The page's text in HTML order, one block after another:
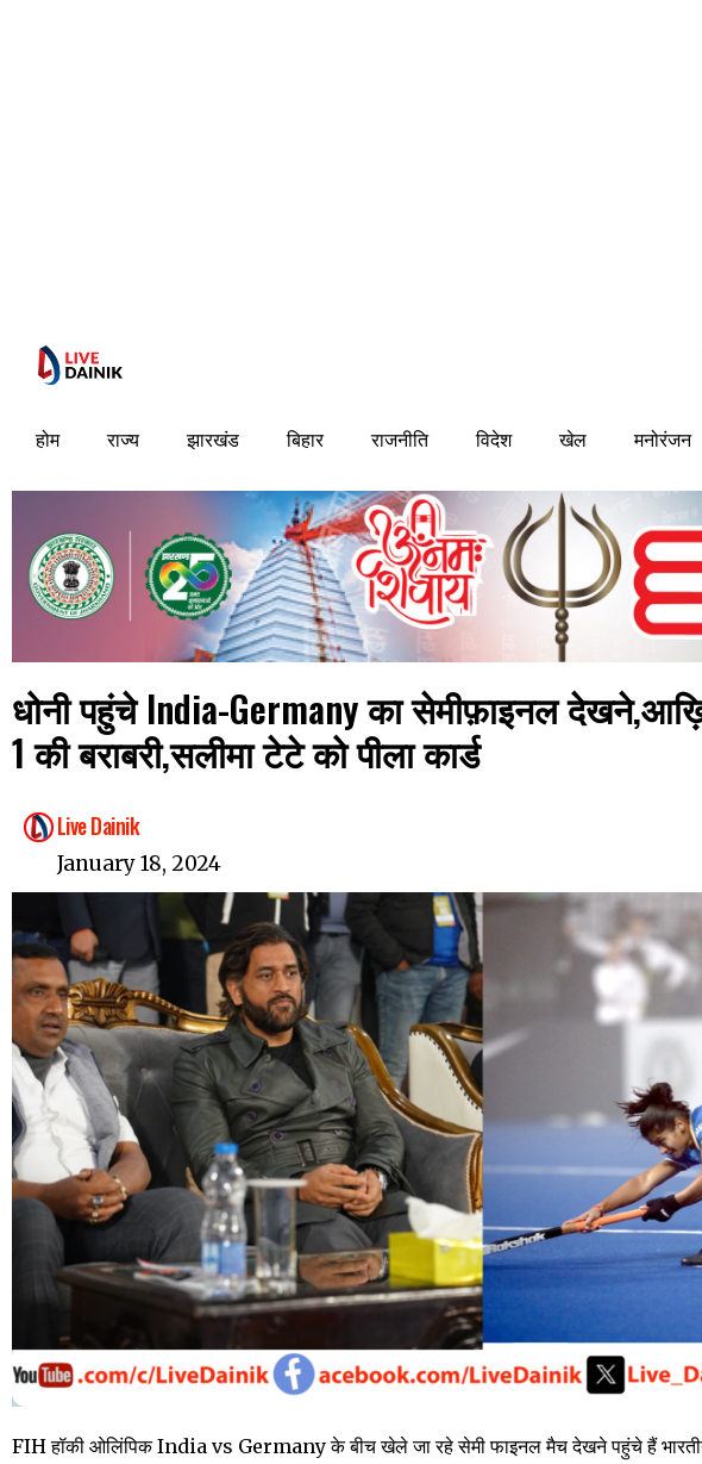
होम राज्य झारखंड बिहार राजनीति विदेश खेल मनोरंजन
धोनी पहुंचे India-Germany का सेमीफ़ाइनल
1 की बराबरी,सलीमा टेटे को पीला कार्ड
Live Dainik
January 18, 2024
FIH हॉकी ओलिंपिक India vs Germany के बीच खेले जा रहे सेमी फाइनल मैच देखने पहुंचे हैं